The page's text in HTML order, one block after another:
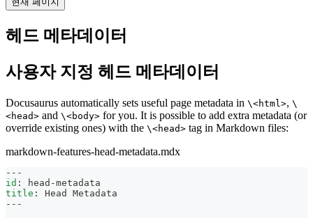
헤드 메타데이터
사용자 지정 헤드 메타데이터
Docusaurus automatically sets useful page metadata in \<html>, \
<head> and \<body> for you. It is possible to add extra metadata (or
override existing ones) with the \<head> tag in Markdown files:
markdown-features-head-metadata.mdx
---
id : head -metadata
title :
Head Metadata
---